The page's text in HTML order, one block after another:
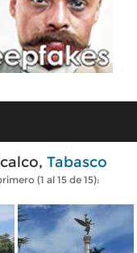
Tabasco
(1 al 15 de 15):